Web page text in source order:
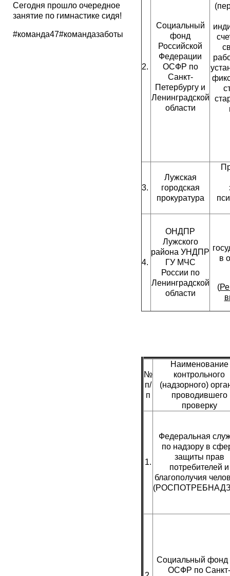
2.
Социальный
фонд
Российской
Федерации
ОСФР по
Санкт-
Петербургу и
Ленинградской
области
3.
Лужская
городская
прокуратура
4.
ОНДПР
Лужского
района УНДПР
ГУ МЧС
России по
Ленинградской
области
в
(
№
п/
п
Наименование
контрольного
(надзорного)
проводившего
проверку
1.
Федеральная
по надзору в
защиты прав
потребителей и
благополучия
Социальный
ОСФР по Санкт-
Сегодня прошло очередное
занятие по гимнастике сидя!
#команда47#командазаботы